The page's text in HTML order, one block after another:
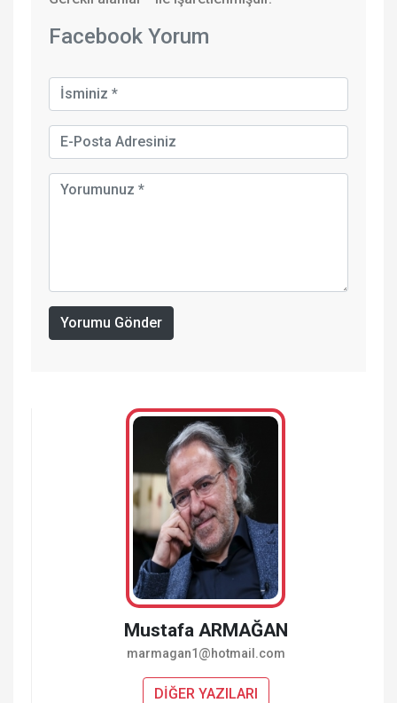
Facebook Yorum
Yorumu Gönder
Mustafa ARMAĞAN
marmagan1@hotmail.com
DİĞER YAZILARI